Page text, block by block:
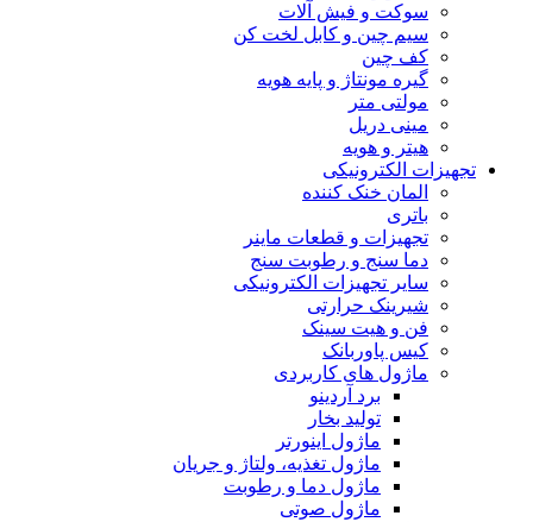
سوکت و فیش آلات
سیم چین و کابل لخت کن
کف چین
گیره مونتاژ و پایه هویه
مولتی متر
مینی دریل
هیتر و هویه
تجهیزات الکترونیکی
المان خنک کننده
باتری
تجهیزات و قطعات ماینر
دما سنج و رطوبت سنج
سایر تجهیزات الکترونیکی
شیرینک حرارتی
فن و هیت سینک
کیس پاوربانک
ماژول های کاربردی
برد آردینو
تولید بخار
ماژول اینورتر
ماژول تغذیه، ولتاژ و جریان
ماژول دما و رطوبت
ماژول صوتی